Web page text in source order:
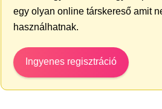
egy olyan online társkereső amit
használhatnak.
Ingyenes regisztráció